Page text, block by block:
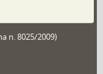
n. 8025/2009)